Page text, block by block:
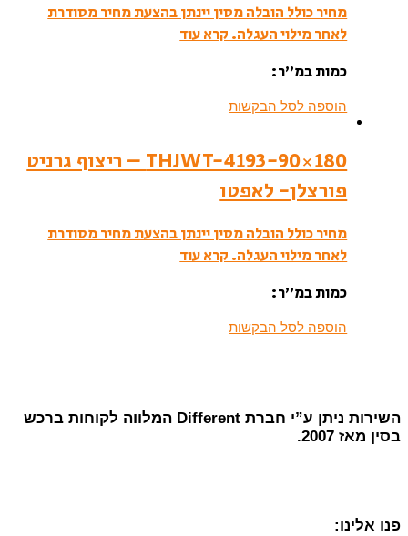
מחיר כולל הובלה מסין יינתן בהצעת מחיר מסודרת
לאחר מילוי העגלה.קרא עוד
כמות במ”ר:
הוספה לסל הבקשות
THJWT-4193-90×180 – ריצוף גרניט
פורצלן- לאפטו
מחיר כולל הובלה מסין יינתן בהצעת מחיר מסודרת
לאחר מילוי העגלה.קרא עוד
כמות במ”ר:
הוספה לסל הבקשות
השירות ניתן ע”י חברת Different המלווה לקוחות ברכש
בסין מאז 2007.
פנו אלינו: